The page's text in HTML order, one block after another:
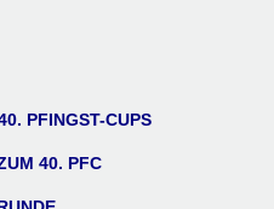
PFINGST-CUPS
40. PFC